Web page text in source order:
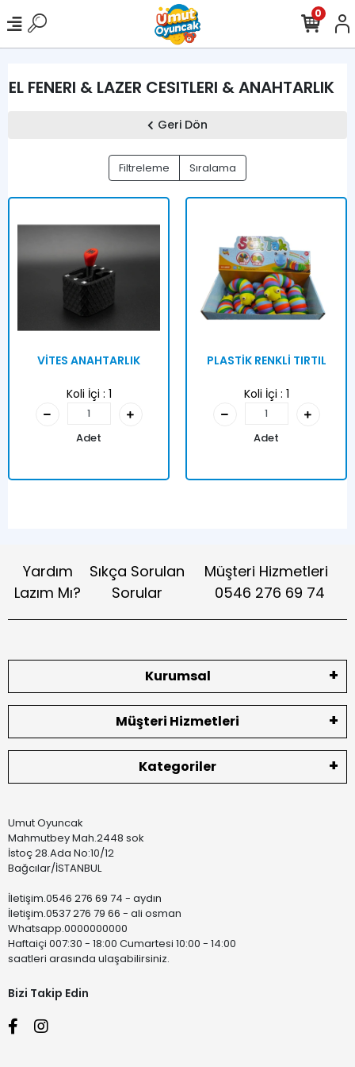
0
EL FENERI & LAZER CESITLERI & ANAHTARLIK
Geri Dön
Filtreleme Sıralama
VİTES ANAHTARLIK
Koli İçi : 1
Adet
PLASTİK RENKLİ TIRTIL
Koli İçi : 1
Adet
Yardım
Lazım Mı?
Sıkça Sorulan
Sorular
Müşteri Hizmetleri
0546 276 69 74
Kurumsal
Müşteri Hizmetleri
Kategoriler
Umut Oyuncak
Mahmutbey Mah.2448 sok
İstoç 28.Ada No:10/12
Bağcılar/İSTANBUL
İletişim.0546 276 69 74 - aydın
İletişim.0537 276 79 66 - ali osman
Whatsapp.0000000000
Haftaiçi 007:30 - 18:00 Cumartesi 10:00 - 14:00
saatleri arasında ulaşabilirsiniz.
Bizi Takip Edin